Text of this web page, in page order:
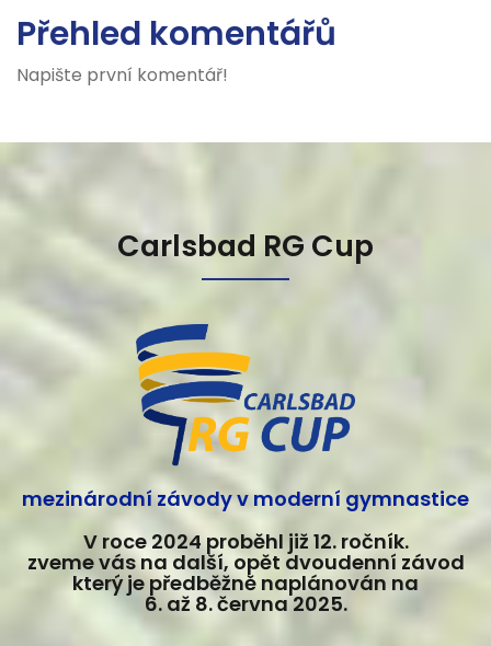
Přehled komentářů
Napište první komentář!
Carlsbad RG Cup
mezinárodní závody v moderní gymnastice
V roce 2024 proběhl již 12. ročník.
zveme vás na další, opět dvoudenní závod
který je předběžně naplánován na
6. až 8. června 2025.